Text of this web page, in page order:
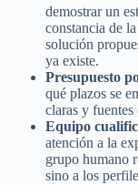
demostrar un
constancia de
solución
ya existe.
Presupuesto
qué plazos se
claras y
Equipo
atención a la
grupo humano
sino a los